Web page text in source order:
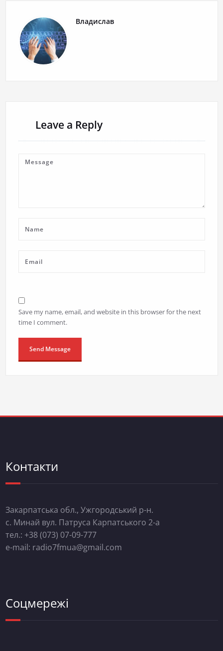
Владислав
Leave a Reply
Save my name, email, and website in this browser for the next
time I comment.
Контакти
Закарпатська обл., Ужгородський р-н.
с. Минай вул. Патруса Карпатського 2-а
тел.: +38 (073) 07-09-777
e-mail: radio7fmua@gmail.com
Соцмережі